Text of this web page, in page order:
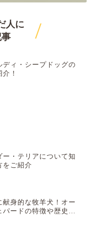
人に
/
ディ・シープドッグの
！
ー・テリアについて知
をご紹介
献身的な牧羊犬！オー
パードの特徴や歴史な